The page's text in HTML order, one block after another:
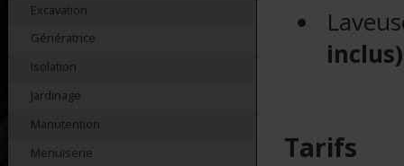
Excavation
Génératrice
Isolation
Jardinage
Manutention
Menuiserie
inclus)
Tarifs